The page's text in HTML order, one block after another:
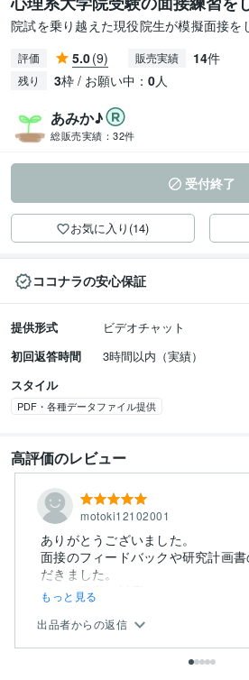
院試を乗り越えた現役院生が模擬面接を
評価 5.0(9) 販売実績 14件
残り 3枠 / お願い中： 0人
あみか♪
総販売実績： 32件
受付終了
お気に入り(14)
ココナラの安心保証
提供形式
ビデオチャット
初回返答時間
3時間以内（実績）
スタイル
PDF・各種データファイル提供
高評価のレビュー
motoki12102001
ありがとうございました。
面接のフィードバックや研究計画
だきました。
とても丁寧に対応してもらいまし...
もっと見る
出品者からの返信